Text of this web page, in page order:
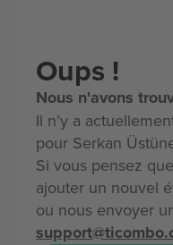
Oups !
Nous n'avons
Il n’y a
pour Serkan
Si vous pensez
ajouter un nouvel
ou nous envoyer